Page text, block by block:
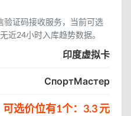
证码接收服务，当前可选
近24小时入库趋势数据。
印度虚拟卡
СпортМастер
可选价位有1个：3.3 元